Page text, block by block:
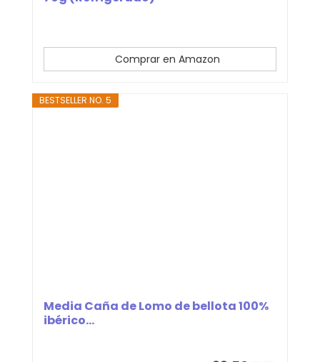
Comprar en Amazon
BESTSELLER NO. 5
Media Caña de Lomo de bellota 100%
ibérico...